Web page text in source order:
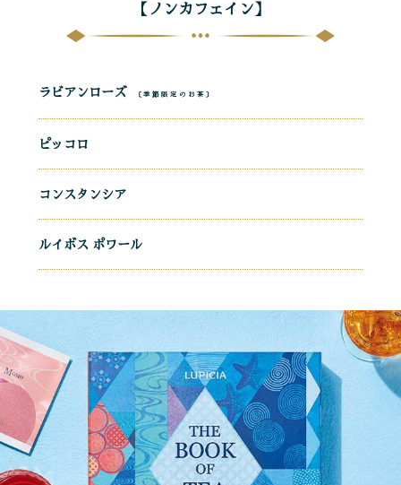
【ノンカフェイン】
ラビアンローズ 〔季節限定のお茶〕
ピッコロ
コンスタンシア
ルイボス ポワール